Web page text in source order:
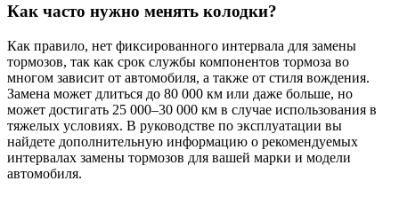
Как часто нужно менять колодки?
Как правило, нет фиксированного интервала для замены
тормозов, так как срок службы компонентов тормоза во
многом зависит от автомобиля, а также от стиля вождения.
Замена может длиться до 80 000 км или даже больше, но
может достигать 25 000–30 000 км в случае использования в
тяжелых условиях. В руководстве по эксплуатации вы
найдете дополнительную информацию о рекомендуемых
интервалах замены тормозов для вашей марки и модели
автомобиля.